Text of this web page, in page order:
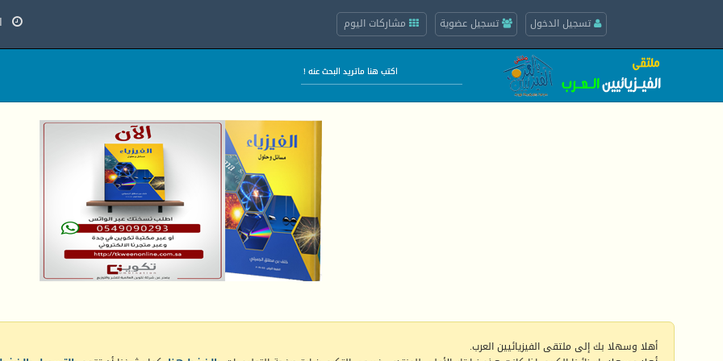
تسجيل الدخول تسجيل عضوية مشاركات اليوم
أهلا وسهلا بك إلى ملتقى الفيزيائيين العرب.